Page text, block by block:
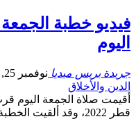
فيديو خطبة
اليوم
جريدة بريس ميديا نوفمبر 25, 2022
الدين والأخلاق
أقيمت صلاة الجمعة اليوم
قطر 2022، وقد ألقيت الخطبة باللغة العربية، ثم باللغة…